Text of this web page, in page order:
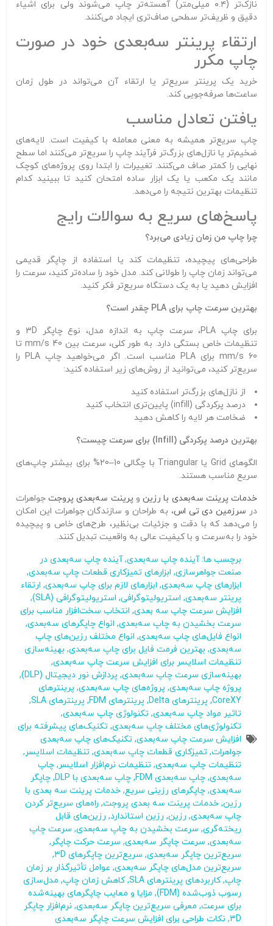
نازک‌تر (۰.۴ میلی‌متر) آهسته‌تر چاپ می‌شوند ولی برای اشیاء
دقیق و ظریف‌تر سطحی صاف‌تری ایجاد می‌کنند.
ارتقاء پرینتر سه‌بعدی خود در صورت
چاپ مکرر
خرید یک پرینتر سریع‌تر یا ارتقاء آن می‌تواند در طول زمان
ساعت‌ها صرفه‌جویی کند.
یافتن تعادل مناسب
چاپ سریع‌تر همیشه به معنی معامله با کیفیت است. لایه‌های
ضخیم‌تر یا نازل‌های بزرگ‌تر فرآیند چاپ را سریع‌تر می‌کنند اما سطح
نهایی را کمتر صاف می‌کنند. تغییرات را ابتدا روی پروژه‌های کوچک
مانند یک مکعب یا یک ابزار ساده امتحان کنید تا ببینید کدام
تنظیمات بهترین نتیجه را می‌دهد.
پاسخ‌های سریع به سوالات رایج
چرا چاپ من زمان زیادی می‌برد؟
طراحی‌های پیچیده، تنظیمات کند یا استفاده از چاپگر قدیمی
می‌تواند زمان چاپ را طولانی کند. مدل خود را ساده‌تر کنید، سرعت را
افزایش دهید یا به یک دستگاه سریع‌تر فکر کنید.
بهترین سرعت چاپ برای PLA چقدر است؟
برای چاپ PLA، سرعت چاپ به اندازه مدل، نوع چاپگر 3D و
تنظیمات خاص بستگی دارد. به طور کلی، سرعت بین 40 mm/s تا
60 mm/s برای PLA مناسب است. اگر می‌خواهید چاپ PLA را
سریع‌تر کنید، می‌توانید از روش‌های زیر استفاده کنید:
از نازل‌های بزرگ‌تر استفاده کنید
درصد پرکردگی (infill) پایین‌تری انتخاب کنید
ضخامت هر لایه را کاهش دهید
بهترین درصد پرکردگی (Infill) برای سرعت چیست؟
الگوهای Grid یا Triangular با چگالی 10–20% برای بیشتر چاپ‌های
سریع مناسب هستند.
خدمات پرینت سه‌بعدی با رزینو پرینت سه‌بعدی پروجتجواهرات
در سرزمین دی تی اس، به طراحان و سازندگان جواهرات این امکان
را می‌دهد که با دقت و جزئیات بی‌نظیر، طرح‌های خاص و پیچیده
خود را به‌سرعت و با کیفیت عالی به واقعیت تبدیل کنند.
برچسب ها: آینده چاپ سه‌بعدی,آینده چاپ سه‌بعدی در
صنعت جواهرسازی, ابزارهای تمیزکاری قطعات چاپ سه‌بعدی,
ابزارهای چاپ سه‌بعدی, ابزارهای لازم برای چاپ سه‌بعدی, ارتقاء
پرینتر سه‌بعدی, استریولیتوگرافی, استریولیتوگرافی (SLA)
,
افزایش سرعت چاپ سه‌ بعدی, انتخاب سخت‌افزار مناسب برای
سرعت بخشیدن به چاپ سه‌بعدی, انواع چاپگرهای سه‌بعدی,
انواع فایل‌های چاپ سه‌بعدی, انواع مختلف رزین‌های چاپ
سه‌بعدی, بهترین فرمت فایل برای چاپ سه‌بعدی, بهینه‌سازی
تنظیمات اسلایسر برای افزایش سرعت چاپ سه‌بعدی,
بهینه‌سازی سرعت چاپ سه‌بعدی, پردازش نور دیجیتال (DLP)
,
پروژه چاپ سه‌بعدی, پروژه‌های چاپ سه‌بعدی, پرینترهای
CoreXY
, پرینترهای Delta , پرینترهای FDM , پرینترهای SLA
,
تاثیر مواد چاپ سه‌بعدی, تکنولوژی چاپ سه‌بعدی,
تکنولوژی‌های مختلف چاپ سه‌بعدی, تکنیک‌های پیشرفته برای
افزایش سرعت چاپ سه‌بعدی, تکنیک‌های چاپ سه‌بعدی
جواهرات, تمیزکاری قطعات چاپ سه‌بعدی, تنظیمات اسلایسر,
تنظیمات چاپ سه‌بعدی, تنظیمات نرم‌افزار اسلایسر, چاپ
سه‌بعدی, چاپ سه‌بعدی FDM , چاپ سه‌بعدی با DLP , چاپگر
سه‌بعدی, چاپگرهای رزینی سریع, خدمات پرینت سه بعدی با
رزین, خدمات پرینت سه بعدی پروجت, راه‌های سریع‌تر کردن
چاپ سه‌بعدی, رزین, رزین‌ استاندارد, رزین‌های قابل
ریخته‌گری, سرعت بخشیدن به چاپ سه‌بعدی, سرعت چاپ
سه‌بعدی, سرعت چاپگر سه‌بعدی, سرعت حرکت چاپگر,
سریع‌ترین چاپگر سه‌بعدی, سریع‌ترین چاپگرهای 3D
,
سریع‌ترین مدل‌های چاپگر سه‌بعدی, عوامل تأثیرگذار بر زمان
چاپ,کاربردهای پرینترهای SLA ,کاهش زمان چاپ, مدل‌سازی
رسوب ذوب‌شده (FDM)
, مزایا و معایب چاپگرهای بهینه‌شده
برای سرعت, معرفی سریع‌ترین چاپگر سه‌بعدی, نرم‌افزار چاپگر
3D
, نکات طراحی برای افزایش سرعت چاپگر سه‌بعدی